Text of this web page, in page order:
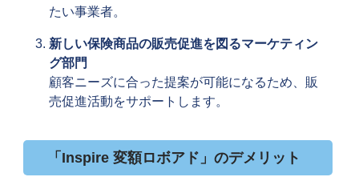
たい事業者。
新しい保険商品の販売促進を図るマーケティン
グ部門
顧客ニーズに合った提案が可能になるため、販
売促進活動をサポートします。
「Inspire 変額ロボアド」のデメリット